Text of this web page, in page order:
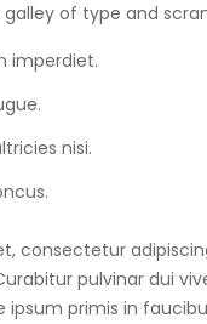
of type and
imperdiet.
nisi.
consectetur
pulvinar dui
primis in